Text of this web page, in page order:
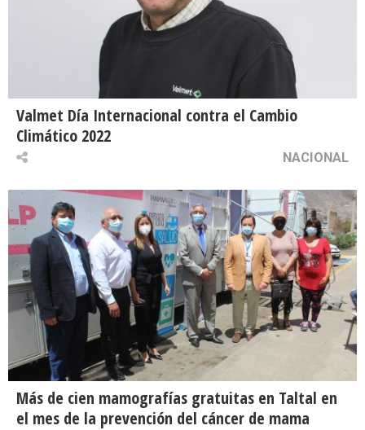
Valmet Día Internacional contra el Cambio
Climático 2022
NACIONAL
Más de cien mamografías gratuitas en Taltal en
el mes de la prevención del cáncer de mama